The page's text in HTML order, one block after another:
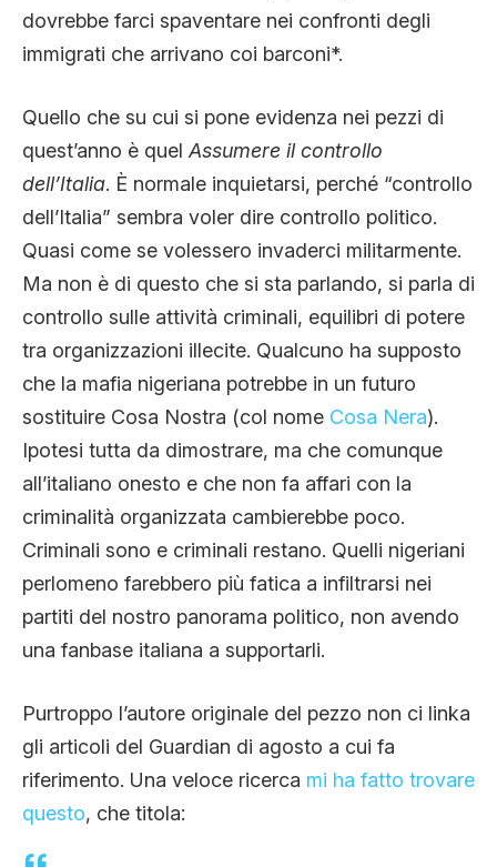
dovrebbe farci spaventare nei confronti degli
immigrati che arrivano coi barconi*.
Quello che su cui si pone evidenza nei pezzi di
quest’anno è quel Assumere il controllo
dell’Italia. È normale inquietarsi, perché “controllo
dell’Italia” sembra voler dire controllo politico.
Quasi come se volessero invaderci militarmente.
Ma non è di questo che si sta parlando, si parla di
controllo sulle attività criminali, equilibri di potere
tra organizzazioni illecite. Qualcuno ha supposto
che la mafia nigeriana potrebbe in un futuro
sostituire Cosa Nostra (col nome Cosa Nera).
Ipotesi tutta da dimostrare, ma che comunque
all’italiano onesto e che non fa affari con la
criminalità organizzata cambierebbe poco.
Criminali sono e criminali restano. Quelli nigeriani
perlomeno farebbero più fatica a infiltrarsi nei
partiti del nostro panorama politico, non avendo
una fanbase italiana a supportarli.
Purtroppo l’autore originale del pezzo non ci linka
gli articoli del Guardian di agosto a cui fa
riferimento. Una veloce ricerca mi ha fatto trovare
questo, che titola: